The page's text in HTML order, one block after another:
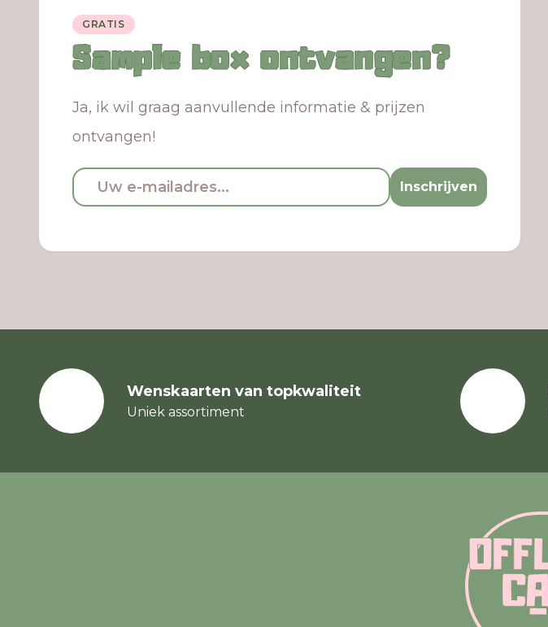
GRATIS
Sample box ontvangen?
Ja, ik wil graag aanvullende informatie & prijzen
ontvangen!
Inschrijven
Wenskaarten van topkwaliteit
Uniek assortiment